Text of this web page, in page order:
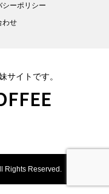
シーポリシー
わせ
サイトです。
Rights Reserved.